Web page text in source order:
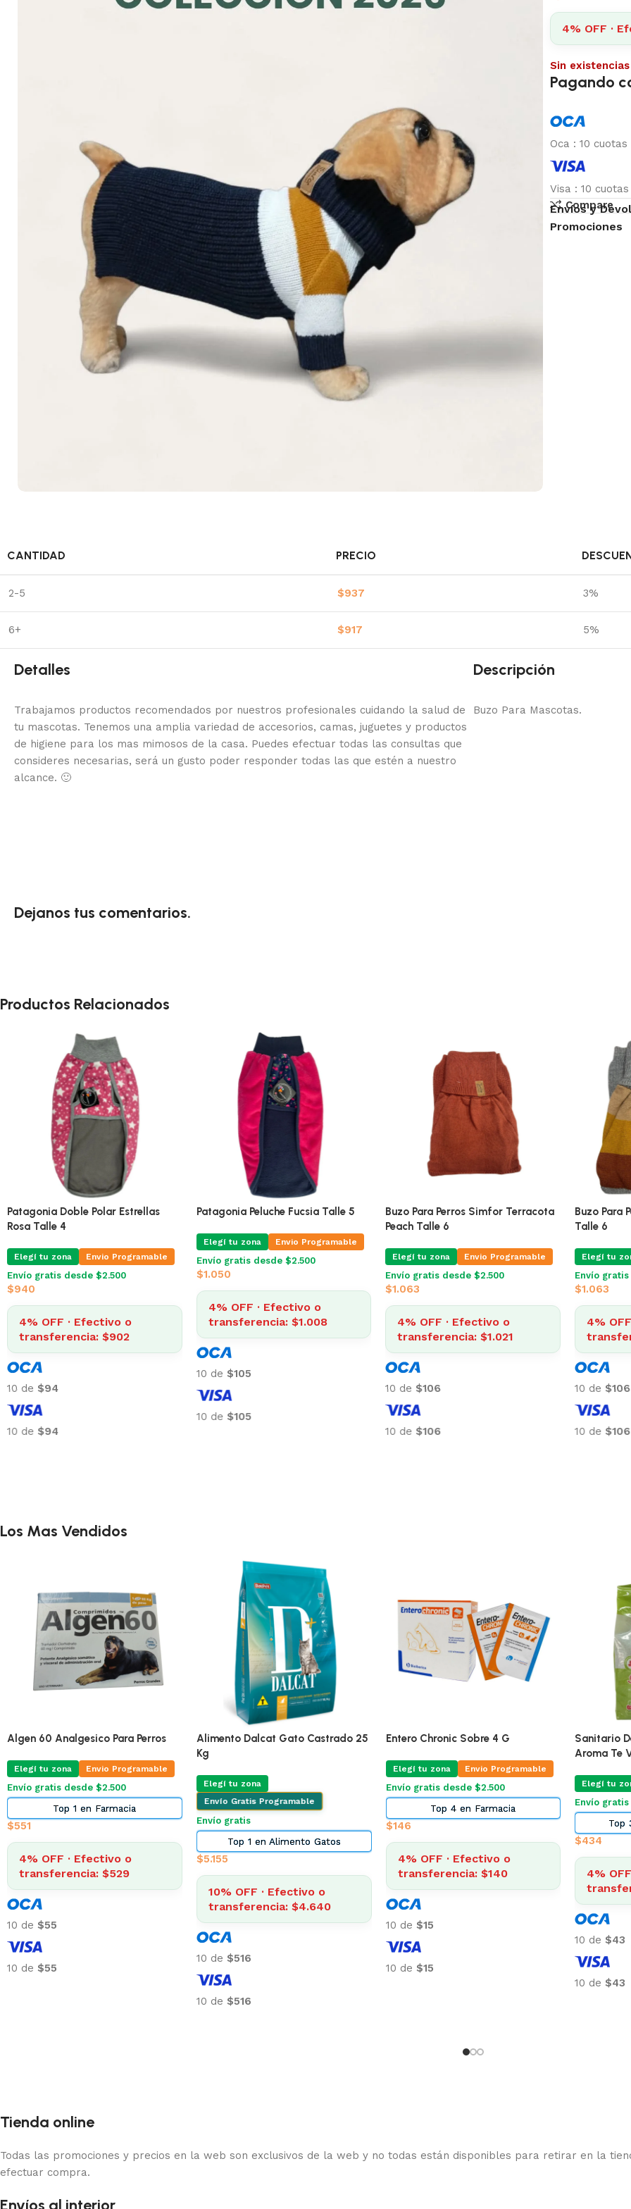
4% OFF ·
Sin existencias
Pagando
Oca : 10
Visa : 10
Compare
Envíos y
Promociones
CANTIDAD PRECIO
2-5 $937 3%
6+ $917 5%
Detalles
Trabajamos productos recomendados por nuestros profesionales cuidando la salud de
tu mascotas. Tenemos una amplia variedad de accesorios, camas, juguetes y productos
de higiene para los mas mimosos de la casa. Puedes efectuar todas las consultas que
consideres necesarias, será un gusto poder responder todas las que estén a nuestro
alcance. 🙂
Descripción
Buzo Para Mascotas.
Dejanos tus comentarios.
Productos Relacionados
Patagonia Doble Polar Estrellas
Rosa Talle 4
Elegí tu zona Envio Programable
Envío gratis desde $2.500
$940
4% OFF · Efectivo o
transferencia: $902
10 de $94
10 de $94
Patagonia Peluche Fucsia Talle 5
Elegí tu zona Envio Programable
Envío gratis desde $2.500
$1.050
4% OFF · Efectivo o
transferencia: $1.008
10 de $105
10 de $105
Buzo Para Perros Simfor Terracota
Peach Talle 6
Elegí tu zona Envio Programable
Envío gratis desde $2.500
$1.063
4% OFF · Efectivo o
transferencia: $1.021
10 de $106
10 de $106
Buzo Para
Talle 6
Elegí tu
Envío
$1.063
4%
10 de $106
10 de $106
Los Mas Vendidos
Pro Omega Cachorro Pequeño 3 Kg
Elegí tu zona Envio Programable
Envío gratis desde $2.500
Top 2 en Alimento Perros
$873
4% OFF · Efectivo o
transferencia: $838
10 de $87
10 de $87
Adipred Prednisolna 20 Mg Blister
X 10 Comprimidos
Elegí tu zona
Envío gratis desde $2.500
Top 3 en Farmacia
4% OFF · Efectivo o
transferencia: $309
10 de$32
10 de$32
Pro Omega Cachorro Raza Grande
Elegí tu zona
Envío Gratis Programable
Envío gratis
$
4% OFF · Efectivo o
transferencia: $3.057
$318
$318
Alimento
Adultos
Elegí tu
Envío
Top
$2.014
4%
10 de $201
10 de $201
Tienda online
Todas las promociones y precios en la web son exclusivos de la web y no todas están disponibles para retirar en la
efectuar compra.
Envíos al interior